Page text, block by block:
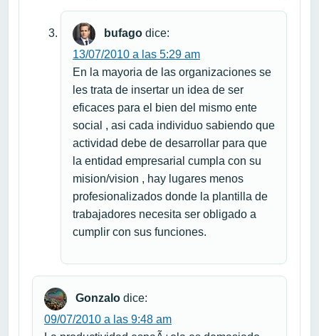
bufago dice:
13/07/2010 a las 5:29 am
En la mayoria de las organizaciones se
les trata de insertar un idea de ser
eficaces para el bien del mismo ente
social , asi cada individuo sabiendo que
actividad debe de desarrollar para que
la entidad empresarial cumpla con su
mision/vision , hay lugares menos
profesionalizados donde la plantilla de
trabajadores necesita ser obligado a
cumplir con sus funciones.
Gonzalo dice:
09/07/2010 a las 9:48 am